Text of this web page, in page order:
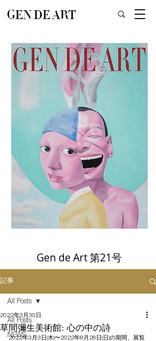
GEN DE ART
Gen de Art 第21号
記事
All Posts
NEWS
All Posts
草間彌生美術館: 心の中の詩
2022年3月30日
2022年3月3日(木)〜2022年8月28日(日)の期間、展覧